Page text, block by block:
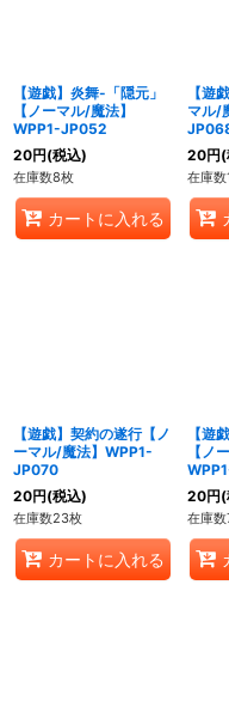
【遊戯】炎舞-「隠元」
【ノーマル/魔法】
WPP1-JP052
20円(税込)
在庫数8枚
カートに入れる
【遊
マル/
20円
在庫
【遊戯】契約の遂行【ノ
ーマル/魔法】WPP1-
JP070
20円(税込)
在庫数23枚
カートに入れる
【遊
【ノ
20円
在庫